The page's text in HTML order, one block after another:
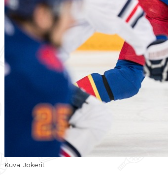
Kuva: Jokerit